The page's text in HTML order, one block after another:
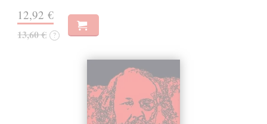
12,92 €
13,60 € ?